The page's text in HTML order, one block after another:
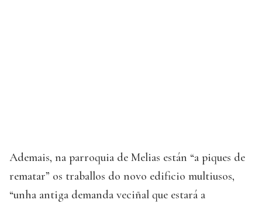
Ademais, na parroquia de Melias están “a piques de
rematar” os traballos do novo edificio multiusos,
“unha antiga demanda veciñal que estará a